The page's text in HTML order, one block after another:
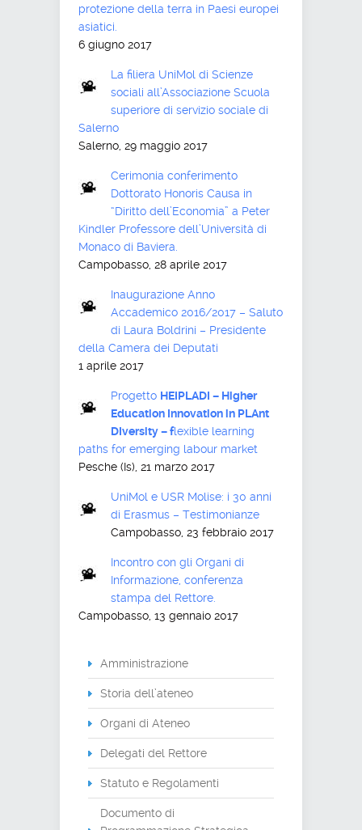
protezione della terra in Paesi europei
asiatici.
6 giugno 2017
La filiera UniMol di Scienze
sociali all’Associazione Scuola
superiore di servizio sociale di
Salerno
Salerno, 29 maggio 2017
Cerimonia conferimento
Dottorato Honoris Causa in
“Diritto dell’Economia” a Peter
Kindler Professore dell’Università di
Monaco di Baviera.
Campobasso, 28 aprile 2017
Inaugurazione Anno
Accademico 2016/2017 – Saluto
di Laura Boldrini – Presidente
della Camera dei Deputati
1 aprile 2017
Progetto HEIPLADI – Higher
Education Innovation in PLAnt
DIversity – flexible learning
paths for emerging labour market
Pesche (Is), 21 marzo 2017
UniMol e USR Molise: i 30 anni
di Erasmus – Testimonianze
Campobasso, 23 febbraio 2017
Incontro con gli Organi di
Informazione, conferenza
stampa del Rettore.
Campobasso, 13 gennaio 2017
Amministrazione
Storia dell’ateneo
Organi di Ateneo
Delegati del Rettore
Statuto e Regolamenti
Documento di